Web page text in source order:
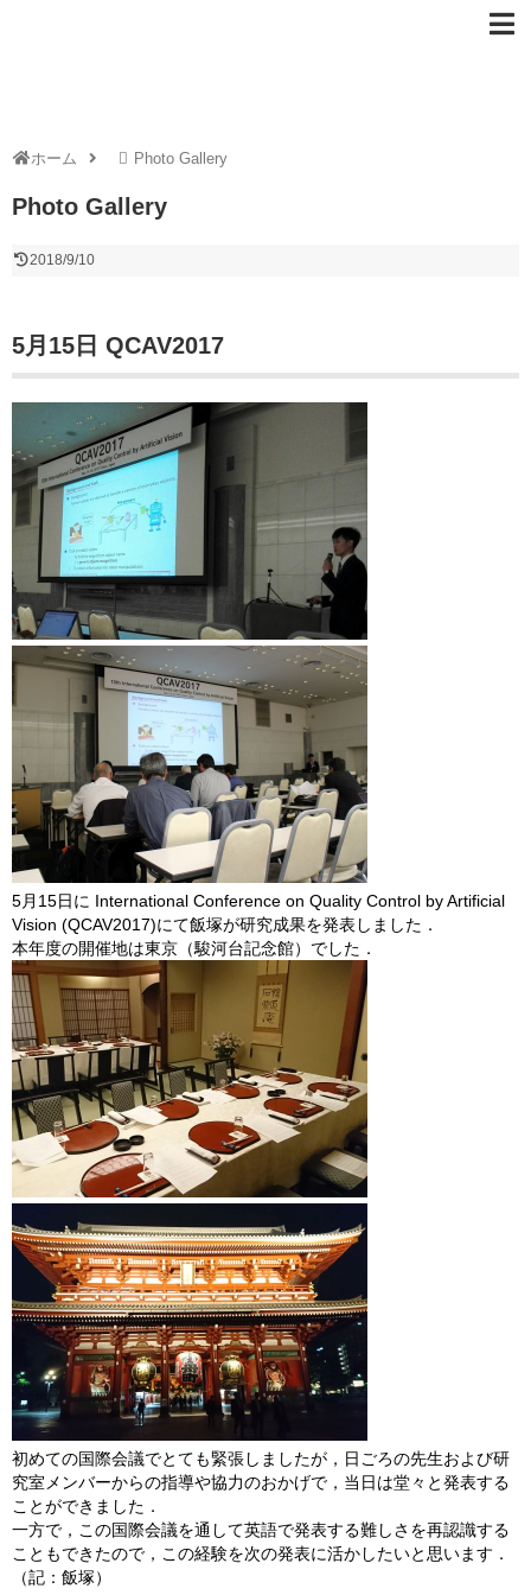
ホーム Photo Gallery
Photo Gallery
2018/9/10
5月15日 QCAV2017
5月15日に International Conference on Quality Control by Artificial
Vision (QCAV2017)にて飯塚が研究成果を発表しました．
本年度の開催地は東京（駿河台記念館）でした．
初めての国際会議でとても緊張しましたが，日ごろの先生および研
究室メンバーからの指導や協力のおかげで，当日は堂々と発表する
ことができました．
一方で，この国際会議を通して英語で発表する難しさを再認識する
こともできたので， この経験を次の発表に活かしたいと思います．
（記：飯塚）